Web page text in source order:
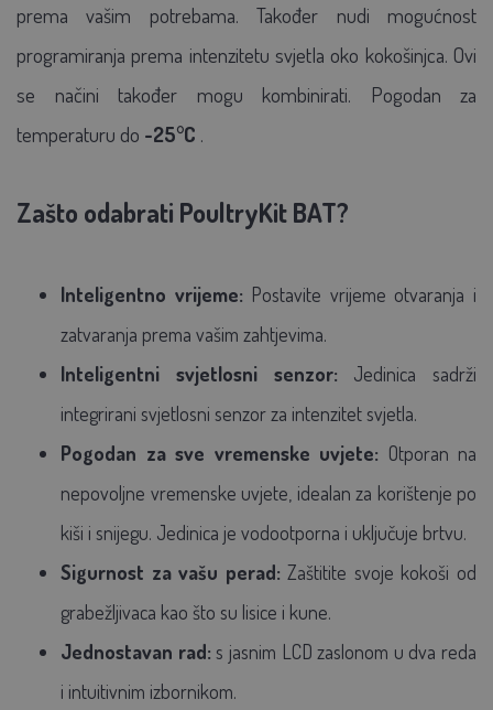
prema vašim potrebama. Također nudi mogućnost
programiranja prema intenzitetu svjetla oko kokošinjca. Ovi
se načini također mogu kombinirati.
Pogodan za
temperaturu do -25°C .
Zašto odabrati PoultryKit BAT?
Inteligentno vrijeme: Postavite vrijeme otvaranja i
zatvaranja prema vašim zahtjevima.
Inteligentni svjetlosni senzor: Jedinica sadrži
integrirani svjetlosni senzor za intenzitet svjetla.
Pogodan za sve vremenske uvjete: Otporan na
nepovoljne vremenske uvjete, idealan za korištenje po
kiši i snijegu. Jedinica je vodootporna i uključuje brtvu.
Sigurnost za vašu perad: Zaštitite svoje kokoši od
grabežljivaca kao što su lisice i kune.
Jednostavan rad: s jasnim LCD zaslonom u dva reda
i intuitivnim izbornikom.